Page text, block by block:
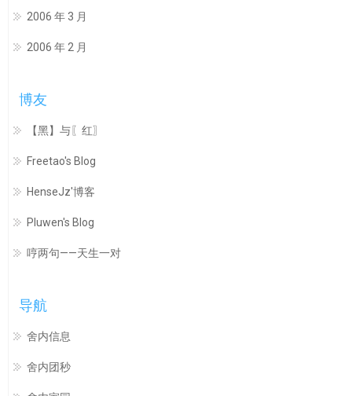
2006 年 3 月
2006 年 2 月
博友
【黑】与〖红〗
Freetao's Blog
HenseJz'博客
Pluwen's Blog
哼两句——天生一对
导航
舍内信息
舍内团秒